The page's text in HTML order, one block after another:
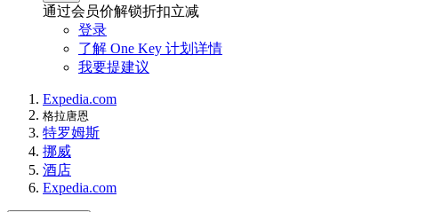
通过会员价解锁折扣立减
登录
了解 One Key 计划详情
我要提建议
Expedia.com
格拉唐恩
特罗姆斯
挪威
酒店
Expedia.com